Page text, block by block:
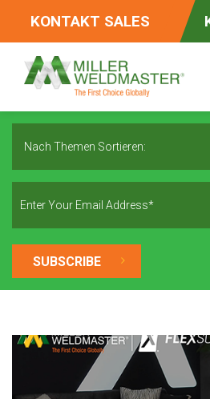
KONTAKT SALES
Nach Themen Sortieren: